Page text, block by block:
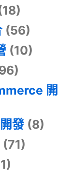
(56)
(10)
開
發(8)
(71)